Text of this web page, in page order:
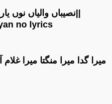
نصیباں والیاں نوں
no lyrics
میرا گدا میرا منگتا میرا